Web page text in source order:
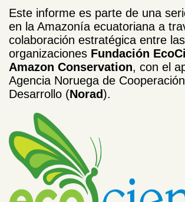
Este informe es parte de una
en la Amazonía ecuatoriana a
colaboración estratégica entre las
organizaciones Fundación
Amazon Conservation, con el
Agencia Noruega de
Desarrollo (Norad).